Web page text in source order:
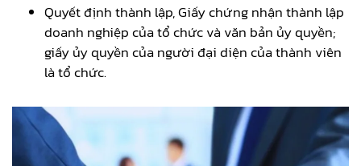
Quyết định thành lập, Giấy chứng nhận thành lập
doanh nghiệp của tổ chức và văn bản ủy quyền;
giấy ủy quyền của người đại diện của thành viên
là tổ chức.